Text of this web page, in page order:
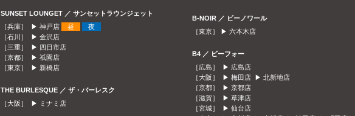
SUNSET LOUNGET ／ サンセットラウンジェット
［兵庫］ ▶ 神戸店 昼
夜
［石川］ ▶ 金沢店
［三重］ ▶ 四日市店
［京都］ ▶ 祇園店
［東京］ ▶ 新橋店
THE BURLESQUE ／ ザ・バーレスク
［大阪］ ▶
ミナミ店
B-NOIR ／ ビーノワール
［東京］ ▶ 六本木店
B4 ／ ビーフォー
［広島］ ▶ 広島店
［大阪］ ▶ 梅田店 ▶ 北新地店
［京都］ ▶ 京都店
［滋賀］ ▶ 草津店
［宮城］ ▶ 仙台店